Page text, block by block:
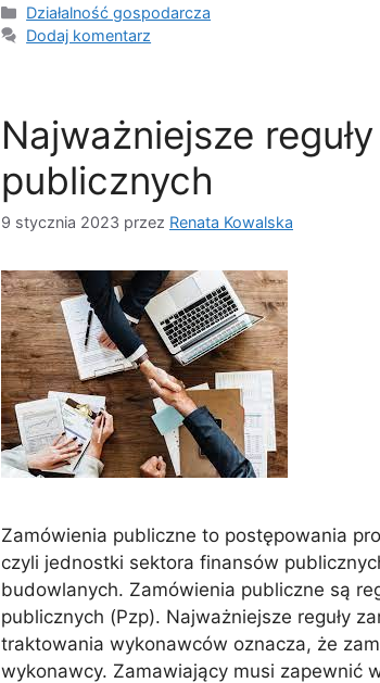
Kategorie
Działalność gospodarcza
Dodaj komentarz
Najważniejsze
publicznych
9 stycznia 2023 przez Renata Kowalska
Zamówienia publiczne to postępowania
czyli jednostki sektora finansów
budowlanych. Zamówienia publiczne są
publicznych (Pzp). Najważniejsze reguły
traktowania wykonawców oznacza, że
wykonawcy. Zamawiający musi zapewnić